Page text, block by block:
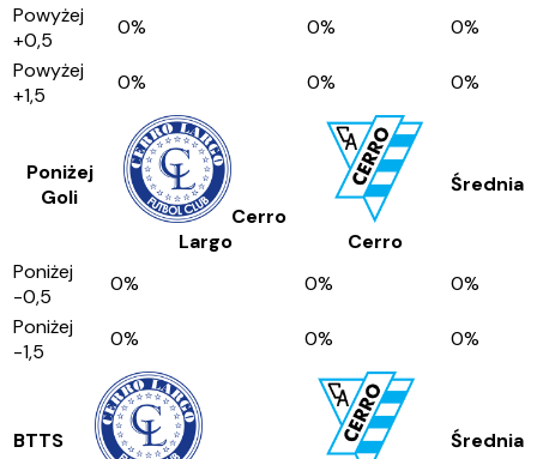
Powyżej
+0,5
0% 0% 0%
Powyżej
+1,5
0% 0% 0%
Poniżej
Goli
Cerro
Largo
Cerro
Średnia
Poniżej
-0,5
0% 0% 0%
Poniżej
-1,5
0% 0% 0%
BTTS
Średnia